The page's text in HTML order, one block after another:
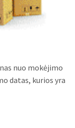
nuo mokėjimo
datas, kurios yra